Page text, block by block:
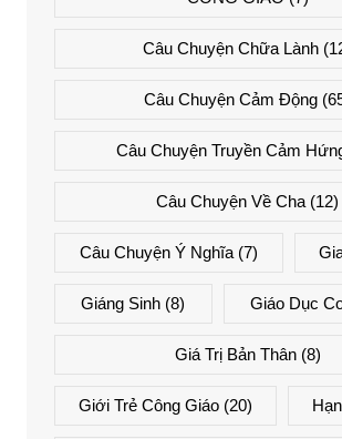
Câu Chuyện Chữa Lành
Câu Chuyện Cảm Động
Câu Chuyện Truyền Cảm
Câu Chuyện Về Cha (12)
Câu Chuyện Ý Nghĩa(7)
Giáng Sinh (8) Giáo Dục
Giá Trị Bản Thân(8)
Giới Trẻ Công Giáo(20)